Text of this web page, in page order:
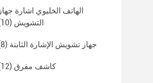
الهاتف الخليوي اشارة جهاز
التشويش (10)
جهاز تشويش الإشارة الثابتة (8)
كاشف مفرق (12)